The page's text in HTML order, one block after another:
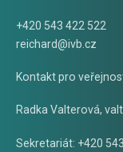
+420 543 422 522
reichard@ivb.cz
Kontakt pro
Radka Valterová,
Sekretariát: +420